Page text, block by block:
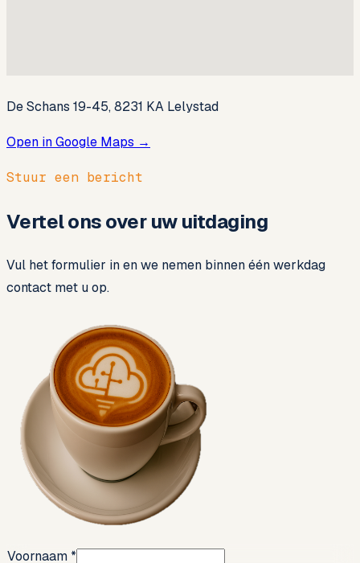
De Schans 19-45, 8231 KA Lelystad
Open in Google Maps →
Stuur een bericht
Vertel ons over uw uitdaging
Vul het formulier in en we nemen binnen één werkdag
contact met u op.
Voornaam *